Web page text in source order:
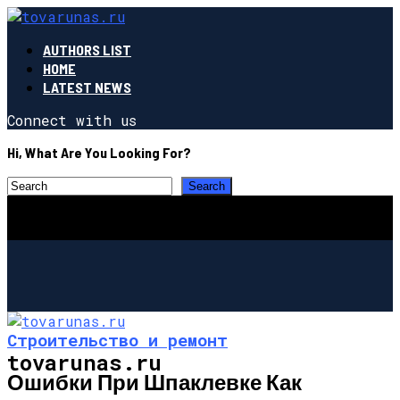
AUTHORS LIST
HOME
LATEST NEWS
Connect with us
Hi, What Are You Looking For?
tovarunas.ru
Строительство и ремонт
Ошибки При Шпаклевке Как